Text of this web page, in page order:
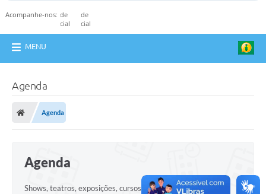
Acompanhe-nos:
MENU
Agenda
Agenda
Agenda
Shows, teatros, exposições, cursos, festas e muito mais!